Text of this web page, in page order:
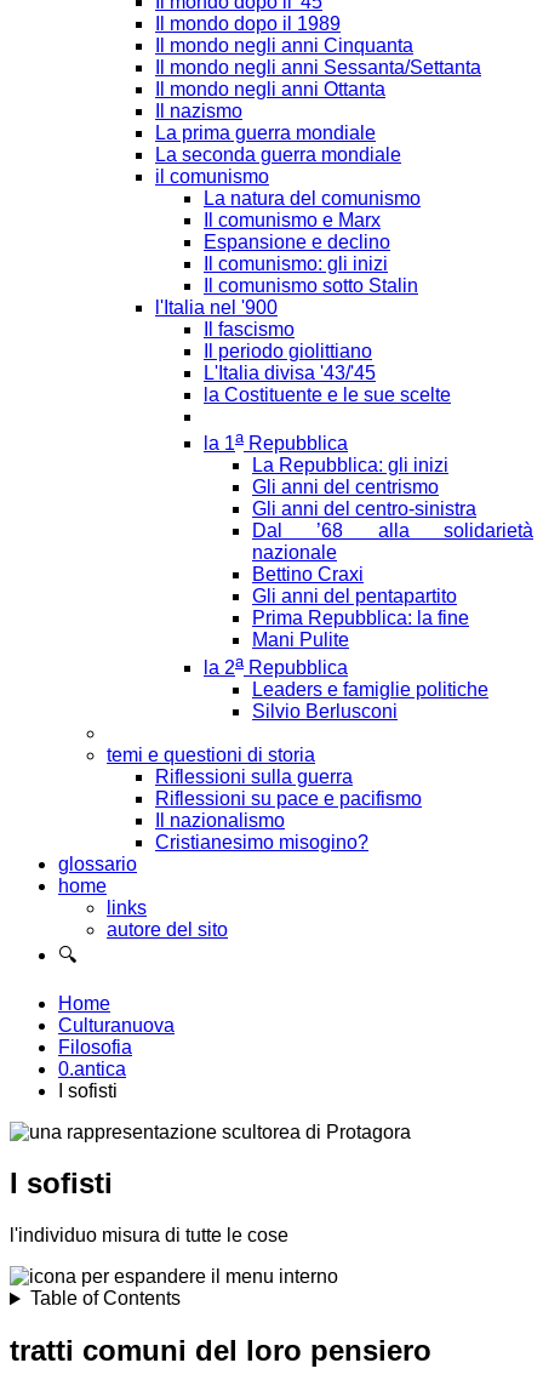
Il mondo dopo il 1989
Il mondo negli anni Cinquanta
Il mondo negli anni Sessanta/Settanta
Il mondo negli anni Ottanta
Il nazismo
La prima guerra mondiale
La seconda guerra mondiale
il comunismo
La natura del comunismo
Il comunismo e Marx
Espansione e declino
Il comunismo: gli inizi
Il comunismo sotto Stalin
l'Italia nel '900
Il fascismo
Il periodo giolittiano
L'Italia divisa '43/'45
la Costituente e le sue scelte
la 1aRepubblica
La Repubblica: gli inizi
Gli anni del centrismo
Gli anni del centro-sinistra
Dal ’68 alla solidarietà
nazionale
Bettino Craxi
Gli anni del pentapartito
Prima Repubblica: la fine
Mani Pulite
la 2aRepubblica
Leaders e famiglie politiche
Silvio Berlusconi
temi e questioni di storia
Riflessioni sulla guerra
Riflessioni su pace e pacifismo
Il nazionalismo
Cristianesimo misogino?
glossario
home
links
autore del sito
🔍
Home
Culturanuova
Filosofia
0.antica
I sofisti
I sofisti
l'individuo misura di tutte le cose
Table of Contents
tratti comuni del loro pensiero